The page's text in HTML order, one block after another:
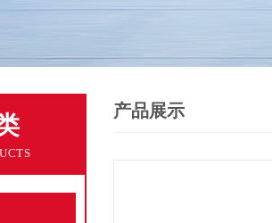
产品展示